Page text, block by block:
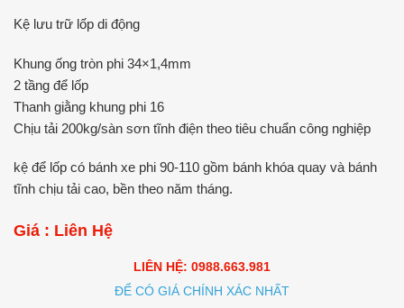
Kệ lưu trữ lốp di động
Khung ống tròn phi 34×1,4mm
2 tầng để lốp
Thanh giằng khung phi 16
Chịu tải 200kg/sàn sơn tĩnh điện theo tiêu chuẩn công nghiệp
kệ để lốp có bánh xe phi 90-110 gồm bánh khóa quay và bánh
tĩnh chịu tải cao, bền theo năm tháng.
Giá : Liên Hệ
LIÊN HỆ: 0988.663.981
ĐỂ CÓ GIÁ CHÍNH XÁC NHẤT